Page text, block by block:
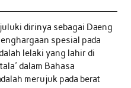
dirinya sebagai Daeng
spesial pada
lelaki yang lahir di
dalam Bahasa
merujuk pada berat